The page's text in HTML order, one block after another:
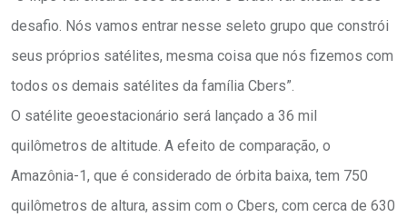
desafio. Nós vamos entrar nesse seleto grupo que constrói
seus próprios satélites, mesma coisa que nós fizemos com
todos os demais satélites da família Cbers”.
O satélite geoestacionário será lançado a 36 mil
quilômetros de altitude. A efeito de comparação, o
Amazônia-1, que é considerado de órbita baixa, tem 750
quilômetros de altura, assim com o Cbers, com cerca de 630